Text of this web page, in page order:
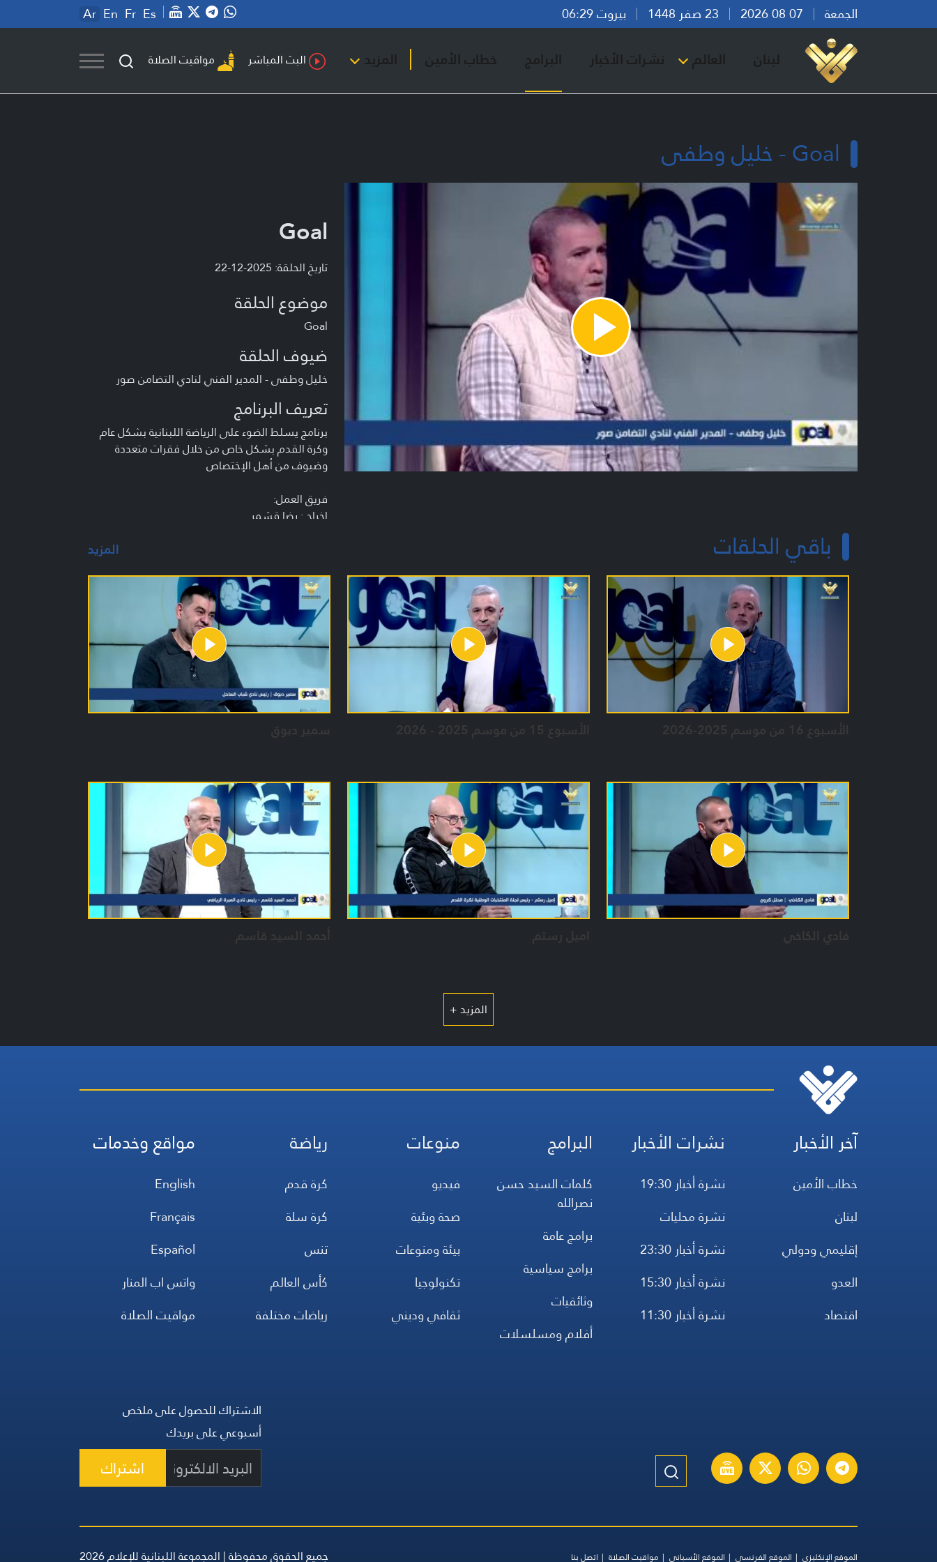
الجمعة بيروت 06:29 Ar En Fr Es
لبنان العالم نشرات الأخبار البرامج خطاب الأمين المزيد البث المباشر مواقيت الصلاة
Goal - خليل وطفى
Play
Video
Goal
تاريخ الحلقة: 2025-12-22
موضوع الحلقة
Goal
ضيوف الحلقة
خليل وطفى - المدير الفني لنادي التضامن صور
تعريف البرنامج
برنامج يسلط الضوء على الرياضة اللبنانية بشكل عام
وكرة القدم بشكل خاص من خلال فقرات متعددة
وضيوف من أهل الإختصاص
فريق العمل:
إخراج : رضا قشمر
باقي الحلقات المزيد
الأسبوع 16 من موسم 2025-2026 الأسبوع 15 من موسم 2025 - 2026 سمير دبوق
فادي الكاخي اميل رستم أحمد السيد قاسم
المزيد +
آخر الأخبار
خطاب الأمين
لبنان
إقليمي ودولي
العدو
اقتصاد
نشرات الأخبار
نشرة أخبار 19:30
نشرة محليات
نشرة أخبار 23:30
نشرة أخبار 15:30
نشرة أخبار 11:30
البرامج
كلمات السيد حسن
نصرالله
برامج عامة
برامج سياسية
وثائقيات
أفلام ومسلسلات
منوعات
فيديو
صحة وبئية
بيئة ومنوعات
تكنولوجيا
ثقافي وديني
رياضة
كرة قدم
كرة سلة
تنس
كأس العالم
رياضات مختلفة
مواقع وخدمات
English
Français
Español
واتس اب المنار
مواقيت الصلاة
الاشتراك للحصول على ملخص
أسبوعي على بريدك
اشتراك
الموقع الإنكليزي الموقع الفرنسي الموقع الأسباني مواقيت الصلاة اتصل بنا جميع الحقوق محفوظة | المجموعة اللبنانية للإعلام 2026